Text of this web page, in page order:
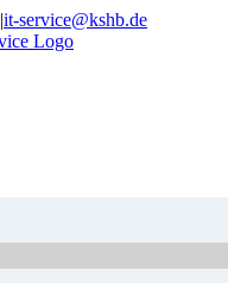
|it-service@kshb.de